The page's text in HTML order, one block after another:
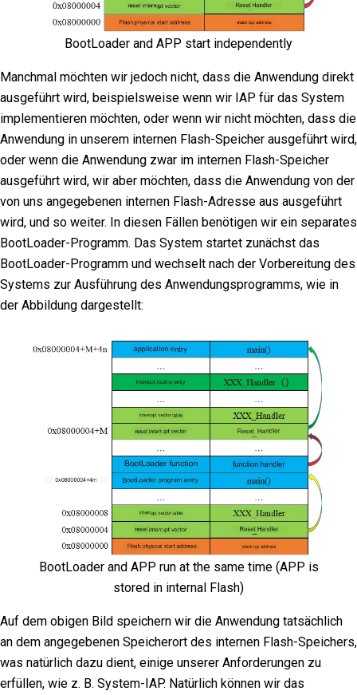
BootLoader and APP start independently
Manchmal möchten wir jedoch nicht, dass die Anwendung direkt
ausgeführt wird, beispielsweise wenn wir IAP für das System
implementieren möchten, oder wenn wir nicht möchten, dass die
Anwendung in unserem internen Flash-Speicher ausgeführt wird,
oder wenn die Anwendung zwar im internen Flash-Speicher
ausgeführt wird, wir aber möchten, dass die Anwendung von der
von uns angegebenen internen Flash-Adresse aus ausgeführt
wird, und so weiter. In diesen Fällen benötigen wir ein separates
BootLoader-Programm. Das System startet zunächst das
BootLoader-Programm und wechselt nach der Vorbereitung des
Systems zur Ausführung des Anwendungsprogramms, wie in
der Abbildung dargestellt:
BootLoader and APP run at the same time (APP is
stored in internal Flash)
Auf dem obigen Bild speichern wir die Anwendung tatsächlich
an dem angegebenen Speicherort des internen Flash-Speichers,
was natürlich dazu dient, einige unserer Anforderungen zu
erfüllen, wie z. B. System-IAP. Natürlich können wir das